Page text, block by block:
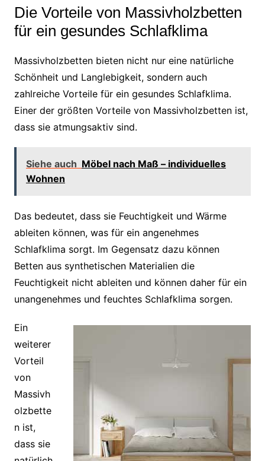
Die Vorteile von Massivholzbetten
für ein gesundes Schlafklima
Massivholzbetten bieten nicht nur eine natürliche
Schönheit und Langlebigkeit, sondern auch
zahlreiche Vorteile für ein gesundes Schlafklima.
Einer der größten Vorteile von Massivholzbetten ist,
dass sie atmungsaktiv sind.
Siehe auch Möbel nach Maß – individuelles
Wohnen
Das bedeutet, dass sie Feuchtigkeit und Wärme
ableiten können, was für ein angenehmes
Schlafklima sorgt. Im Gegensatz dazu können
Betten aus synthetischen Materialien die
Feuchtigkeit nicht ableiten und können daher für ein
unangenehmes und feuchtes Schlafklima sorgen.
Ein
weiterer
Vorteil
von
Massivh
olzbette
n ist,
dass sie